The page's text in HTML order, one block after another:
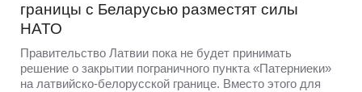
границы с Беларусью разместят силы
НАТО
Правительство Латвии пока не будет принимать
решение о закрытии пограничного пункта «Патерниеки»
на латвийско-белорусской границе. Вместо этого для